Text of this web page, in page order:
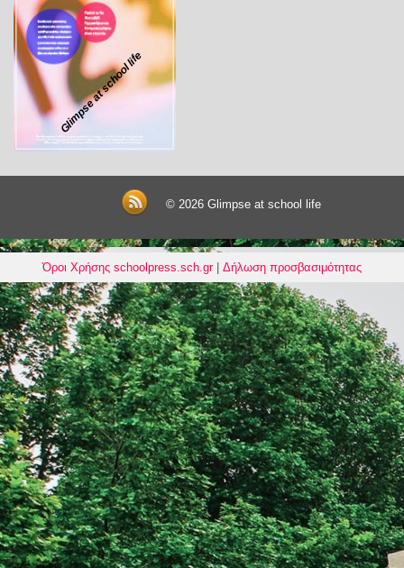
Glimpse at school life
© 2026Glimpse at school life
Όροι Χρήσης schoolpress.sch.gr| Δήλωση προσβασιμότητας